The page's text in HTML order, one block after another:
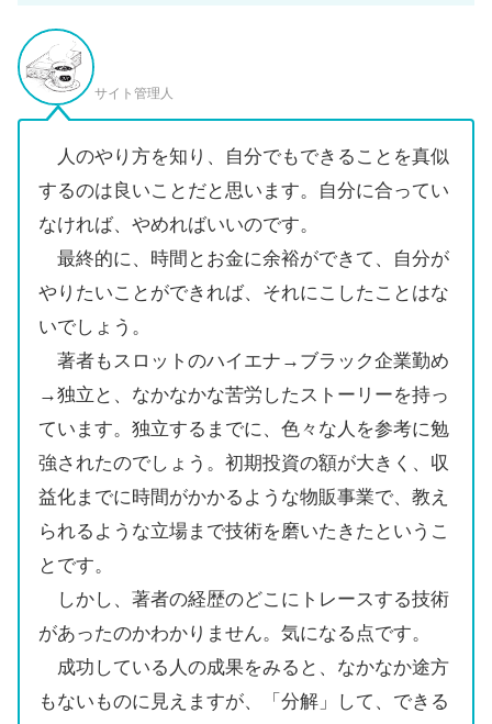
サイト管理人
人のやり方を知り、自分でもできることを真似
するのは良いことだと思います。自分に合ってい
なければ、やめればいいのです。
最終的に、時間とお金に余裕ができて、自分が
やりたいことができれば、それにこしたことはな
いでしょう。
著者もスロットのハイエナ→ブラック企業勤め
→独立と、なかなかな苦労したストーリーを持っ
ています。独立するまでに、色々な人を参考に勉
強されたのでしょう。初期投資の額が大きく、収
益化までに時間がかかるような物販事業で、教え
られるような立場まで技術を磨いたきたというこ
とです。
しかし、著者の経歴のどこにトレースする技術
があったのかわかりません。気になる点です。
成功している人の成果をみると、なかなか途方
もないものに見えますが、「分解」して、できる